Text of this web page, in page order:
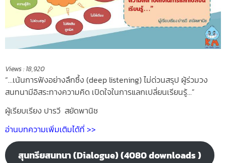
Views : 18,920
“…เน้นการฟังอย่างลึกซึ้ง (deep listening) ไม่ด่วนสรุป ผู้ร่วมวง
สนทนามีอิสระทางความคิด เปิดใจในการแลกเปลี่ยนเรียนรู้…”
ผู้เรียบเรียง ปารวี สยัดพานิช
อ่านบทความเพิ่มเติมได้ที่ >>
สุนทรียสนทนา (Dialogue) (4080 downloads )